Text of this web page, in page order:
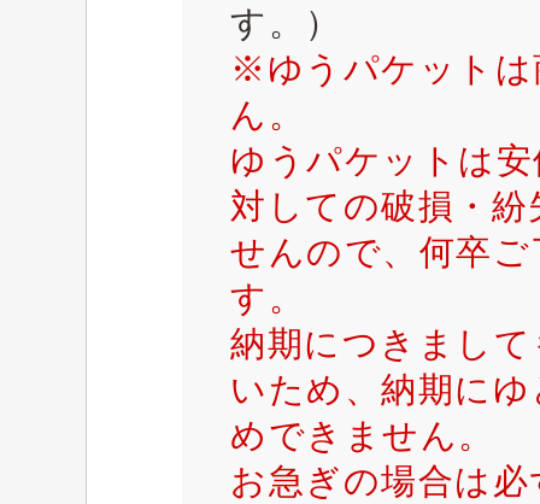
す。）
※ゆうパケットは
ん。
ゆうパケットは
対しての破損・
せんので、何卒
す。
納期につきまし
いため、納期に
めできません。
お急ぎの場合は